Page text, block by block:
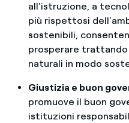
all'istruzione, a
più rispettosi
sostenibili,
prosperare trattando
naturali in modo
Giustizia e buon
promuove il buon
istituzioni